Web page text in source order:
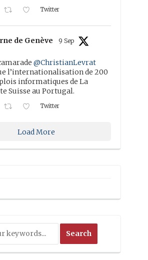
Twitter
de Genève 9 Sep
@ChristianLevrat
l’internationalisation de 200
informatiques de La
Suisse au Portugal.
Twitter
Load More